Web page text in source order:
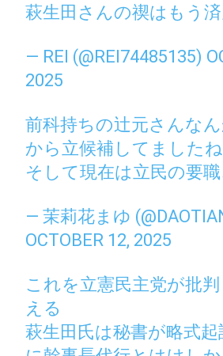
萩生田さんの禊はもう済
— REI (@REI74485135)
2025
前科持ちの辻元さんな
から立候補してましたね
そして現在は立民の要
— 茉莉花まゆ
OCTOBER 12, 2025
これを立憲民主党が批
える
萩生田氏は秘書が略式